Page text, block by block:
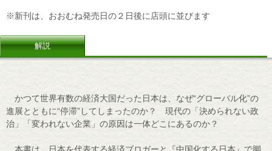
※新刊は、おおむね発売日の２日後に店頭に並びます
解説
かつて世界有数の経済大国だった日本は、なぜ“グローバル化”の
進展とともに“停滞”してしまったのか？ 現代の「決められない政
治」「変われない企業」の原因は一体どこにあるのか？